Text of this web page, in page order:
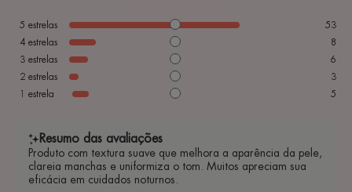
5 estrelas
53
4 estrelas
8
3 estrelas
6
2 estrelas
3
estrela 5
Resumo das avaliações
Produto com textura suave que melhora a aparência da pele,
clareia manchas e uniformiza o tom. Muitos apreciam sua
eficácia em cuidados noturnos.